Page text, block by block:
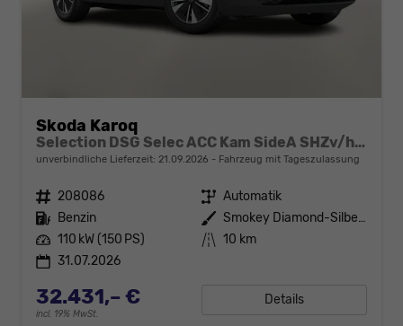
Skoda Karoq
Selection DSG Selec ACC Kam SideA SHZv/h Kessy SunS
unverbindliche Lieferzeit: 21.09.2026 Fahrzeug mit Tageszulassung
Fahrzeugnr. 208086 Getriebe Automatik
Kraftstoff Benzin Außenfarbe
Smokey Diamond-Silber Metallic
Leistung 110 kW (150 PS) Kilometerstand 10 km
31.07.2026
32.431,– €
incl. 19% MwSt.
Details